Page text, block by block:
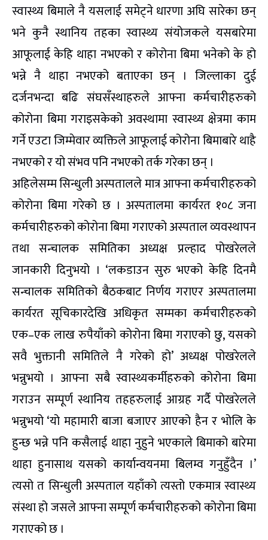
स्वास्थ्य बिमाले नै यसलाई समेट्ने धारणा अघि सारेका छन्
भने कुनै स्थानिय तहका स्वास्थ्य संयोजकले यसबारेमा
आफूलाई केहि थाहा नभएको र कोरोना बिमा भनेको के हो
भन्ने नै थाहा नभएको बताएका छन् । जिल्लाका दुई
दर्जनभन्दा बढि संघसँस्थाहरुले आफ्ना कर्मचारीहरुको
कोरोना बिमा गराइसकेको अवस्थामा स्वास्थ्य क्षेत्रमा काम
गर्ने एउटा जिम्मेवार व्यक्तिले आफूलाई कोरोना बिमाबारे थाहै
नभएको र यो संभव पनि नभएको तर्क गरेका छन् ।
अहिलेसम्म सिन्धुली अस्पतालले मात्र आफ्ना कर्मचारीहरुको
कोरोना बिमा गरेको छ । अस्पतालमा कार्यरत १०८ जना
कर्मचारीहरुको कोरोना बिमा गराएको अस्पताल व्यवस्थापन
तथा सन्चालक समितिका अध्यक्ष प्रल्हाद पोखरेलले
जानकारी दिनुभयो । ‘लकडाउन सुरु भएको केहि दिनमै
सन्चालक समितिको बैठकबाट निर्णय गराएर अस्पतालमा
कार्यरत सूचिकारदेखि अधिकृत सम्मका कर्मचारीहरुको
एक–एक लाख रुपैयाँको कोरोना बिमा गराएको छु, यसको
सवै भुक्तानी समितिले नै गरेको हो’ अध्यक्ष पोखरेलले
भन्नुभयो । आफ्ना सबै स्वास्थ्यकर्मीहरुको कोरोना बिमा
गराउन सम्पूर्ण स्थानिय तहहरुलाई आग्रह गर्दै पोखरेलले
भन्नुभयो ‘यो महामारी बाजा बजाएर आएको हैन र भोलि के
हुन्छ भन्ने पनि कसैलाई थाहा नुहुने भएकाले बिमाको बारेमा
थाहा हुनासाथ यसको कार्यान्वयनमा बिलम्व गनुहुँदैन ।’
त्यसो त सिन्धुली अस्पताल यहाँको त्यस्तो एकमात्र स्वास्थ्य
संस्था हो जसले आफ्ना सम्पूर्ण कर्मचारीहरुको कोरोना बिमा
गराएको छ ।